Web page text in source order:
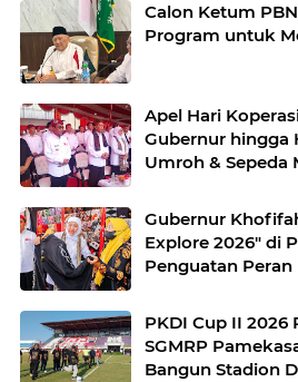
Calon Ketum
Program untuk
Apel Hari
Gubernur hingga
Umroh & Sepeda
Gubernur
Explore 2026" di
Penguatan Peran
Sekaligus Perluas
Pelaku UMKM
PKDI Cup II 2026
SGMRP
Bangun Stadion